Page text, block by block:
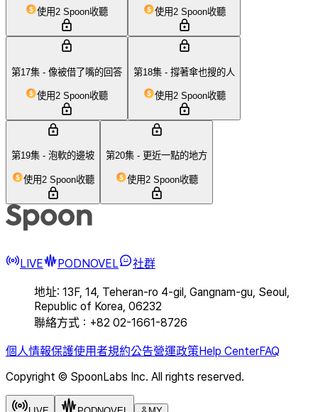
使用2 Spoon收聽 使用2 Spoon收聽
第17集 - 像被借了嘴的回答
使用2 Spoon收聽
第18集 - 撐著傘也搜的人
使用2 Spoon收聽
第19集 - 泡軟的邊坡
使用2 Spoon收聽
第20集 - 更近一點的地方
使用2 Spoon收聽
LIVE PODNOVEL 社群
地址: 13F, 14, Teheran-ro 4-gil, Gangnam-gu, Seoul,
Republic of Korea, 06232
聯絡方式：+82 02-1661-8726
個人情報保護使用者規約公告營運政策Help CenterFAQ
Copyright © SpoonLabs Inc. All rights reserved.